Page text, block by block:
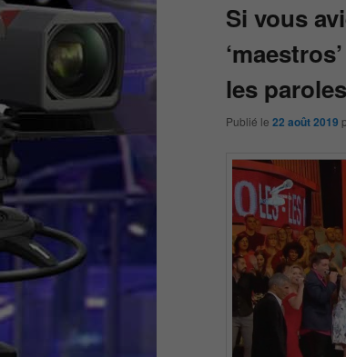
Si vous
les
Publié le 22 août 2019